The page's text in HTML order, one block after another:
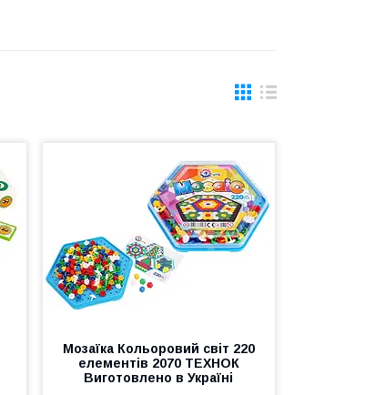
Мозаїка Кольоровий світ 220
елементів 2070 ТЕХНОК
Виготовлено в Україні